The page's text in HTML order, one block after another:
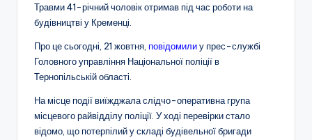
Травми 41-річний чоловік отримав під час роботи на
будівництві у Кременці.
Про це сьогодні, 21 жовтня, повідомилиу прес-службі
Головного управління Національної поліції в
Тернопільській області.
На місце події виїжджала слідчо-оперативна група
місцевого райвідділу поліції. У ході перевірки стало
відомо, що потерпілий у складі будівельної бригади